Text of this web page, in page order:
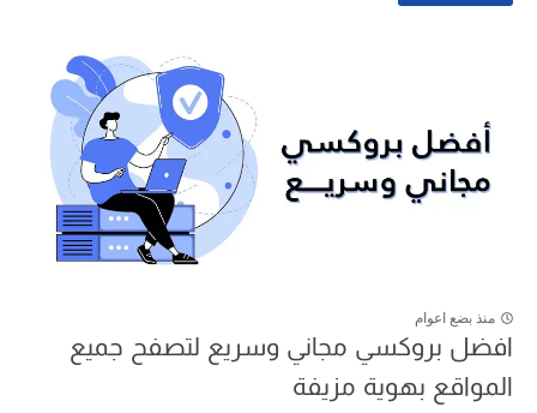
منذ بضع اعوام
افضل بروكسي مجاني وسريع لتصفح جميع
المواقع بهوية مزيفة